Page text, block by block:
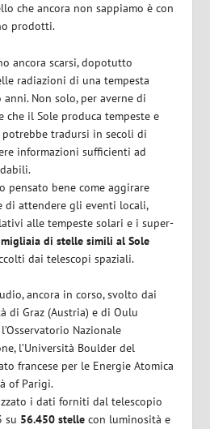
che ancora non sappiamo è con
prodotti.
ancora scarsi, dopotutto
radiazioni di una tempesta
Non solo, per averne di
che il Sole produca tempeste e
tradursi in secoli di
informazioni sufficienti ad
pensato bene come aggirare
di attendere gli eventi locali,
alle tempeste solari e i super-
di stelle simili al Sole
dai telescopi spaziali.
ancora in corso, svolto dai
di Graz (Austria) e di Oulu
Nazionale
l’Università Boulder del
francese per le Energie Atomica
of Parigi.
i dati forniti dal telescopio
su 56.450 stelle con luminosità e